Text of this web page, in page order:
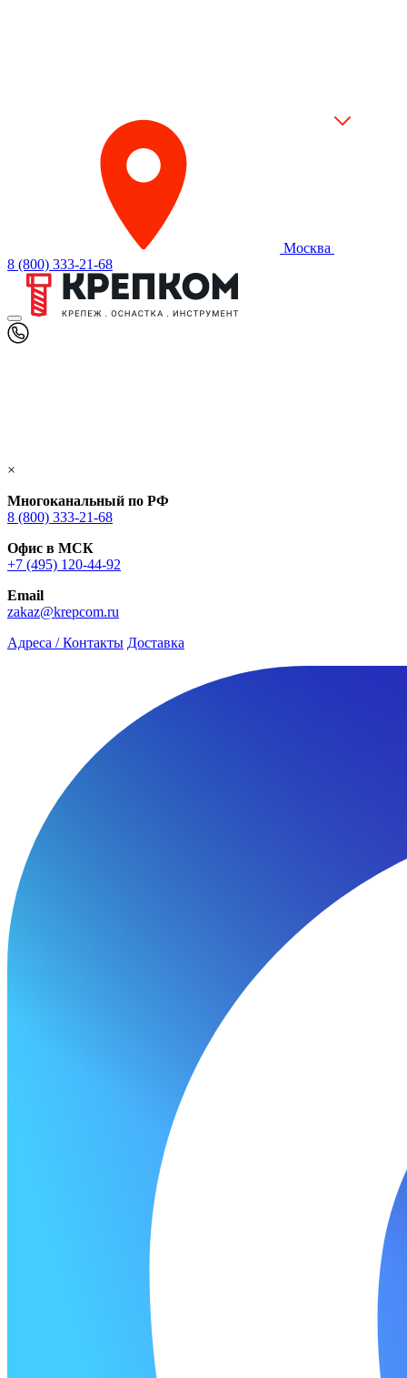
Москва
8 (800) 333-21-68
×
Многоканальный по РФ
8 (800) 333‑21-68
Офис в МСК
+7 (495) 120-44-92
Email
zakaz@krepcom.ru
Адреса / Контакты Доставка